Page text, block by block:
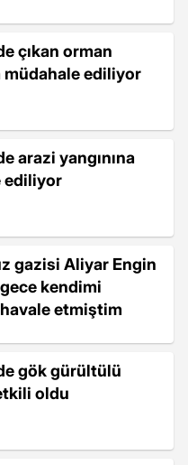
çıkan orman
müdahale ediliyor
arazi yangınına
ediliyor
gazisi Aliyar Engin
kendimi
etmiştim
gök gürültülü
oldu